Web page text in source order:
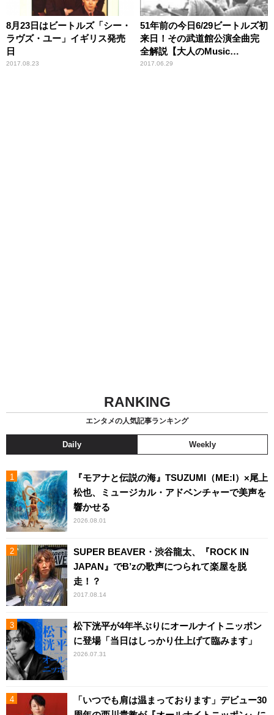
8月23日はビートルズ「シー・
ラヴズ・ユー」イギリス発売
日
2017.08.23
51年前の今日6/29ビートルズ初
来日！その武道館公演全曲完
全解説【大人のMusic
Calendar】
2017.06.29
RANKING
エンタメの人気記事ランキング
Daily Weekly
『モアナと伝説の海』TSUZUMI（ME:I）×尾上
松也、ミュージカル・アドベンチャーで美声を
響かせる
2026.08.01
SUPER BEAVER・渋谷龍太、『ROCK IN
JAPAN』でB’zの歌声につられて楽屋を脱
走！？
2017.08.14
松下洸平が4年半ぶりにオールナイトニッポン
に登場「当日はしっかり仕上げて臨みます」
2026.07.31
「いつでも肩は温まっております」デビュー30